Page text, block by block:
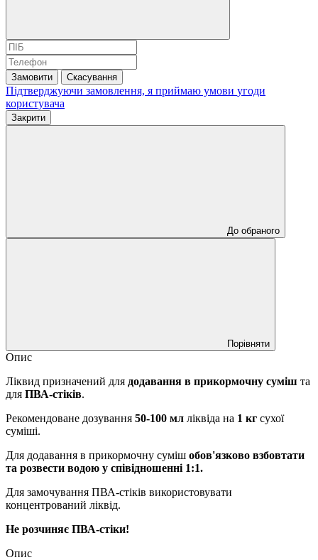
Замовити Скасування
Підтверджуючи замовлення, я приймаю умови угоди
користувача
Закрити
До обраного
Порівняти
Опис
Ліквид призначений для додавання в прикормочну суміш та
для ПВА-стіків.
Рекомендоване дозування 50-100 мл ліквіда на 1 кг сухої
суміші.
Для додавання в прикормочну суміш обов'язково взбовтати
та розвести водою у співідношенні 1:1.
Для замочування ПВА-стіків використовувати
концентрований ліквід.
Не розчиняє ПВА-стіки!
Опис